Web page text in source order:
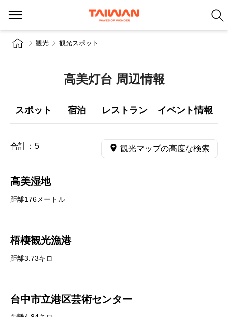
観光 観光スポット
高美灯台 周辺情報
スポット 宿泊 レストラン イベント情報
合計： 5 観光マップの高度な検索
高美湿地
距離176メートル
梧棲観光漁港
距離3.73キロ
台中市立港区芸術センター